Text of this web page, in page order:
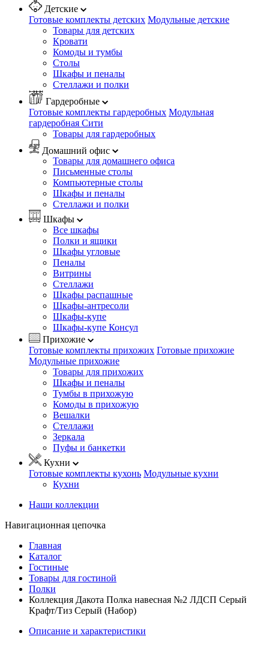
Детские
Готовые комплекты детских Модульные детские
Товары для детских
Кровати
Комоды и тумбы
Столы
Шкафы и пеналы
Стеллажи и полки
Гардеробные
Готовые комплекты гардеробных Модульная
гардеробная Сити
Товары для гардеробных
Домашний офис
Товары для домашнего офиса
Письменные столы
Компьютерные столы
Шкафы и пеналы
Стеллажи и полки
Шкафы
Все шкафы
Полки и ящики
Шкафы угловые
Пеналы
Витрины
Стеллажи
Шкафы распашные
Шкафы-антресоли
Шкафы-купе
Шкафы-купе Консул
Прихожие
Готовые комплекты прихожих Готовые прихожие
Модульные прихожие
Товары для прихожих
Шкафы и пеналы
Тумбы в прихожую
Комоды в прихожую
Вешалки
Стеллажи
Зеркала
Пуфы и банкетки
Кухни
Готовые комплекты кухонь Модульные кухни
Кухни
Наши коллекции
Навигационная цепочка
Главная
Каталог
Гостиные
Товары для гостиной
Полки
Коллекция Дакота Полка навесная №2 ЛДСП Серый
Крафт/Тиз Серый (Набор)
Описание и характеристики